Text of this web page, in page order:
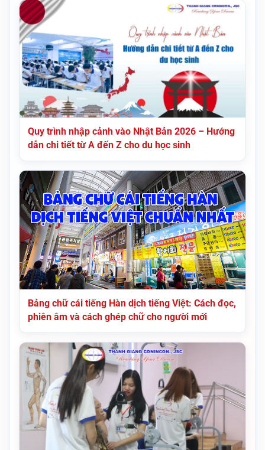
Quy trình nhập cảnh vào Nhật Bản 2026 – Hướng
dẫn chi tiết từ A đến Z cho du học sinh
Bảng chữ cái tiếng Hàn dịch tiếng Việt: Cách đọc,
phiên âm và cách ghép chữ cho người mới